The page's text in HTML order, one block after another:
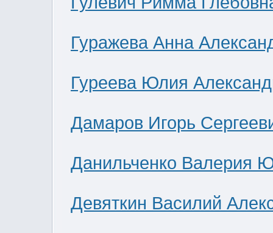
Гуражева Анна
Гуреева Юлия
Дамаров Игорь
Данильченко Валерия
Девяткин Василий